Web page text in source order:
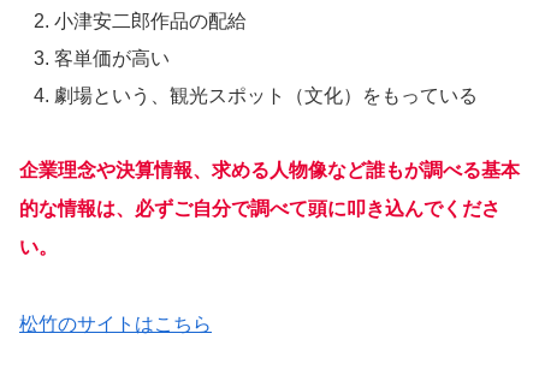
小津安二郎作品の配給
客単価が高い
劇場という、観光スポット（文化）をもっている
企業理念や決算情報、求める人物像など誰もが調べる基本
的な情報は、必ずご自分で調べて頭に叩き込んでくださ
い。
松竹のサイトはこちら